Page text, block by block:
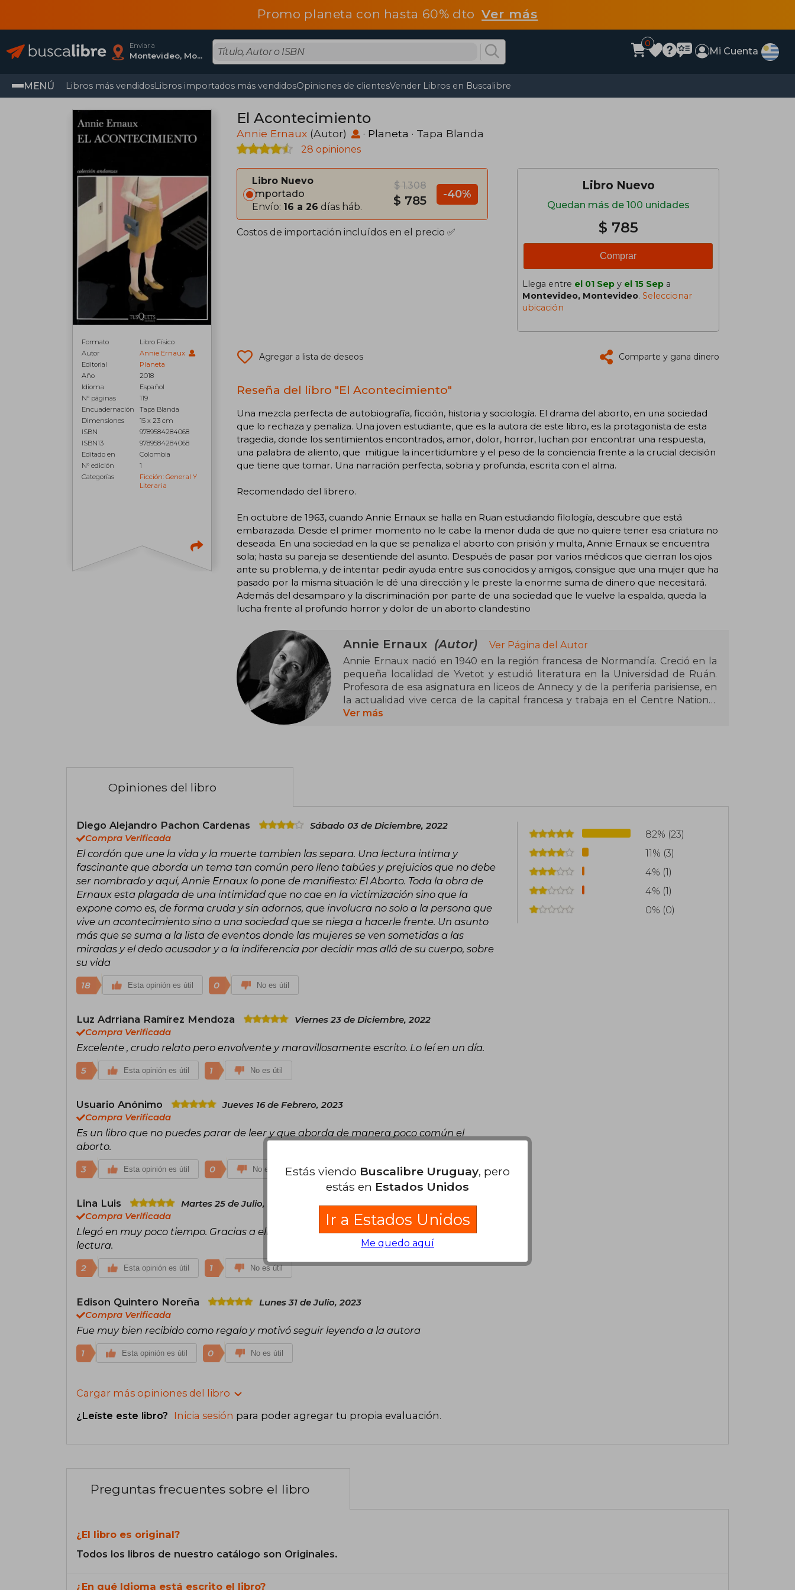
Promo planeta con hasta 60% dtoVer más
Enviar a
Montevideo, Montevideo
0
Mi Cuenta
MENÚ Libros más vendidosLibros importados más vendidosOpiniones de clientesVender Libros en Buscalibre
Formato
Libro Físico
Autor
Annie Ernaux
Editorial
Planeta
Año
2018
Idioma
Español
N° páginas
119
Encuadernación
Tapa Blanda
Dimensiones
15 x 23 cm
ISBN
9789584284068
ISBN13
9789584284068
Editado en
Colombia
N° edición
1
Categorías
Ficción: General Y
Literaria
El Acontecimiento
Annie Ernaux (Autor) · Planeta · Tapa Blanda
28 opiniones
Libro Nuevo
Importado
Envío: 16 a 26 días háb.
$ 1.308
$ 785 -40%
Costos de importación incluídos en el precio ✅
Libro Nuevo
Quedan más de 100 unidades
$ 785
Comprar
Llega entre el 01 Sep y el 15 Sep a
Montevideo, Montevideo. Seleccionar
ubicación
Agregar a lista de deseos Comparte y gana dinero
Reseña del libro "El Acontecimiento"
Una mezcla perfecta de autobiografía, ficción, historia y sociología. El drama del aborto, en una sociedad
que lo rechaza y penaliza. Una joven estudiante, que es la autora de este libro, es la protagonista de esta
tragedia, donde los sentimientos encontrados, amor, dolor, horror, luchan por encontrar una respuesta,
una palabra de aliento, que mitigue la incertidumbre y el peso de la conciencia frente a la crucial decisión
que tiene que tomar. Una narración perfecta, sobria y profunda, escrita con el alma.
Recomendado del librero.
En octubre de 1963, cuando Annie Ernaux se halla en Ruan estudiando filología, descubre que está
embarazada. Desde el primer momento no le cabe la menor duda de que no quiere tener esa criatura no
deseada. En una sociedad en la que se penaliza el aborto con prisión y multa, Annie Ernaux se encuentra
sola; hasta su pareja se desentiende del asunto. Después de pasar por varios médicos que cierran los ojos
ante su problema, y de intentar pedir ayuda entre sus conocidos y amigos, consigue que una mujer que ha
pasado por la misma situación le dé una dirección y le preste la enorme suma de dinero que necesitará.
Además del desamparo y la discriminación por parte de una sociedad que le vuelve la espalda, queda la
lucha frente al profundo horror y dolor de un aborto clandestino
Annie Ernaux (Autor)
Ver Página del Autor
Annie Ernaux nació en 1940 en la región francesa de Normandía. Creció en la
pequeña localidad de Yvetot y estudió literatura en la Universidad de Ruán.
Profesora de esa asignatura en liceos de Annecy y de la periferia parisiense, en
la actualidad vive cerca de la capital francesa y trabaja en el Centre National
d’Enseignement par Correspondanse. En Tusquets Editores hemos publicado
Ver más
Opiniones del libro
Diego Alejandro Pachon Cardenas
Sábado 03 de Diciembre, 2022
Compra Verificada
El cordón que une la vida y la muerte tambien las separa. Una lectura intima y
fascinante que aborda un tema tan común pero lleno tabúes y prejuicios que no debe
ser nombrado y aquí, Annie Ernaux lo pone de manifiesto: El Aborto. Toda la obra de
Ernaux esta plagada de una intimidad que no cae en la victimización sino que la
expone como es, de forma cruda y sin adornos, que involucra no solo a la persona que
vive un acontecimiento sino a una sociedad que se niega a hacerle frente. Un asunto
más que se suma a la lista de eventos donde las mujeres se ven sometidas a las
miradas y el dedo acusador y a la indiferencia por decidir mas allá de su cuerpo, sobre
su vida
18 Esta opinión es útil 0 No es útil
Luz Adrriana Ramírez Mendoza
Viernes 23 de Diciembre, 2022
Compra Verificada
Excelente , crudo relato pero envolvente y maravillosamente escrito. Lo leí en un día.
5 Esta opinión es útil 1 No es útil
Usuario Anónimo
Jueves 16 de Febrero, 2023
Compra Verificada
Es un libro que no puedes parar de leer y que aborda de manera poco común el
aborto.
3 Esta opinión es útil 0 No es útil
Lina Luis
Martes 25 de Julio, 2023
Compra Verificada
Llegó en muy poco tiempo. Gracias a ello, pude continuar con mi buena racha de
lectura.
2 Esta opinión es útil 1 No es útil
Edison Quintero Noreña
Lunes 31 de Julio, 2023
Compra Verificada
Fue muy bien recibido como regalo y motivó seguir leyendo a la autora
1 Esta opinión es útil 0 No es útil
Cargar más opiniones del libro
¿Leíste este libro? Inicia sesión para poder agregar tu propia evaluación.
82% (23)
11% (3)
4% (1)
4% (1)
0% (0)
Preguntas frecuentes sobre el libro
¿El libro es original?
Todos los libros de nuestro catálogo son Originales.
¿En qué Idioma está escrito el libro?
Estás viendo Buscalibre Uruguay, pero
estás en Estados Unidos
Ir a Estados Unidos
Me quedo aquí